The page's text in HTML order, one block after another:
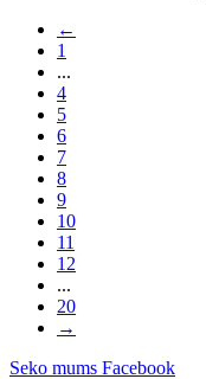
←
1
...
4
5
6
7
8
9
10
11
12
...
20
→
Seko mums Facebook